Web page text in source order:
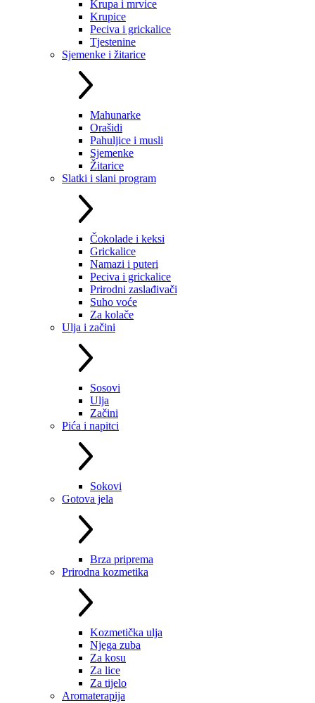
Krupa i mrvice
Krupice
Peciva i grickalice
Tjestenine
Sjemenke i žitarice
Mahunarke
Orašidi
Pahuljice i musli
Sjemenke
Žitarice
Slatki i slani program
Čokolade i keksi
Grickalice
Namazi i puteri
Peciva i grickalice
Prirodni zaslađivači
Suho voće
Za kolače
Ulja i začini
Sosovi
Ulja
Začini
Pića i napitci
Sokovi
Gotova jela
Brza priprema
Prirodna kozmetika
Kozmetička ulja
Njega zuba
Za kosu
Za lice
Za tijelo
Aromaterapija